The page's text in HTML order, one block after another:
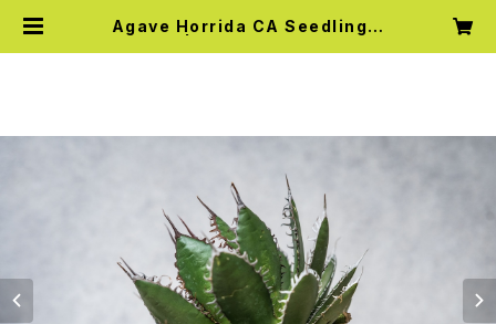
Agave Horrida CA Seedling②